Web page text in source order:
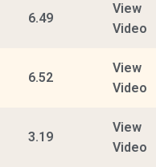
6.49
View
Video
6.52
View
Video
3.19
View
Video